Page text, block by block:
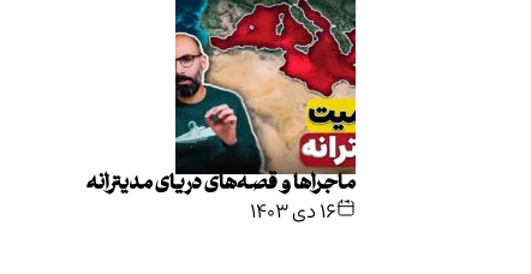
ماجراها و قصه‌های دریای مدیترانه
۱۶ دی ۱۴۰۳